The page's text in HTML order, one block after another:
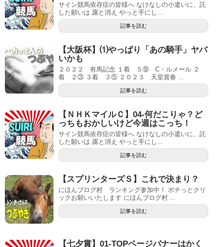
サイン競馬依存症の皆様へ なけなしの小遣いに、託
した願いは 露と消え やっと手にし...
記事を読む
【大阪杯】⑴やっぱり「あの騎手」ヤバ
いかも
２０２２ 有馬記念 １着 ５⑨ C・ルメール ２
着 ２③ ３着 ３⑤ ２０２３ 天皇賞春 ...
記事を読む
【ＮＨＫマイルＣ】04-何だこりゃ？ど
っちもおかしいけど今週はこっち！
サイン競馬依存症の皆様へ なけなしの小遣いに、託
した願いは 露と消え やっと手にし...
記事を読む
【スプリンターズＳ】これで決まり？
にほんブログ村 ランキング参加中！ ポチっとクリ
ックお願いいたします にほんブログ村 ...
記事を読む
【七夕賞】01-TOPページバナーはかく